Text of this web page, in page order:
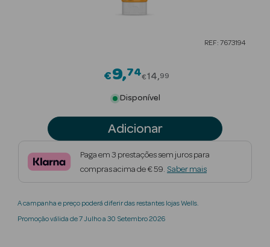
Beauty Season
Nutricosmética
Perfumes
REF: 7673194
€9 74Price reduced from
€14 99
Disponível
Adicionar
Paga em 3 prestações sem juros para
compras acima de € 59. Saber mais
A campanha e preço poderá diferir das restantes lojas Wells.
Promoção válida de 7 Julho a 30 Setembro 2026